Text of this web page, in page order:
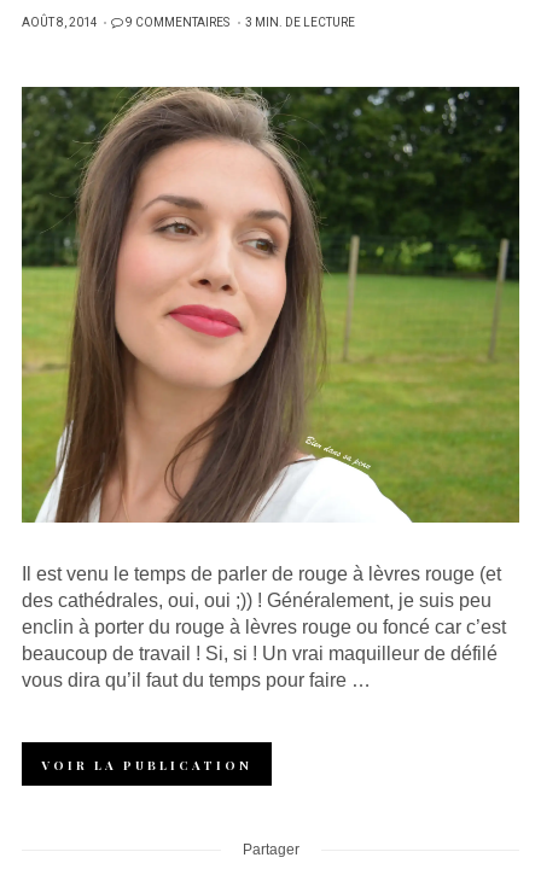
PUBLIÉ
AOÛT 8, 2014 9 COMMENTAIRES 3 MIN. DE LECTURE
Il est venu le temps de parler de rouge à lèvres rouge (et
des cathédrales, oui, oui ;)) ! Généralement, je suis peu
enclin à porter du rouge à lèvres rouge ou foncé car c’est
beaucoup de travail ! Si, si ! Un vrai maquilleur de défilé
vous dira qu’il faut du temps pour faire …
VOIR LA PUBLICATION
Partager